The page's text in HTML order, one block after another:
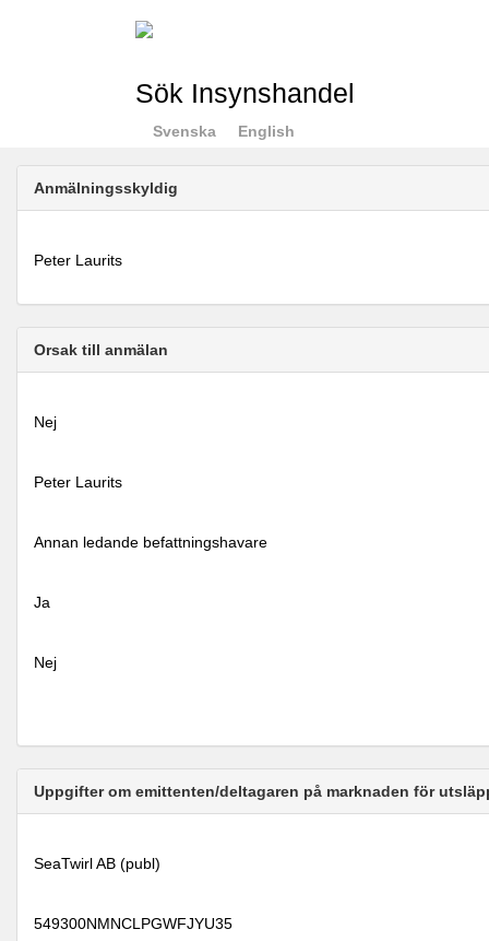
Sök Insynshandel
Svenska English
Anmälningsskyldig
Peter Laurits
Orsak till anmälan
Nej
Peter Laurits
Annan ledande befattningshavare
Ja
Nej
Uppgifter om emittenten/deltagaren på marknaden för
SeaTwirl AB (publ)
549300NMNCLPGWFJYU35